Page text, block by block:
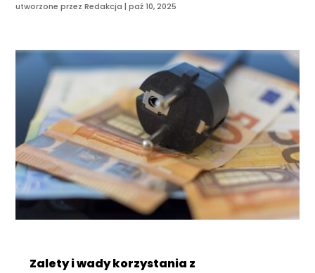
utworzone przezRedakcja |paź 10, 2025
Zalety i wady korzystania z